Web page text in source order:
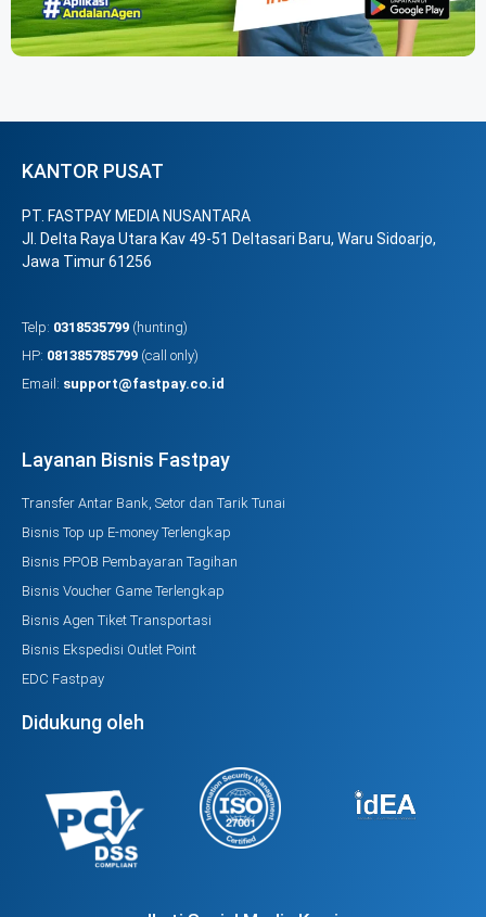
KANTOR PUSAT
PT. FASTPAY MEDIA NUSANTARA
Jl. Delta Raya Utara Kav 49-51 Deltasari Baru, Waru Sidoarjo,
Jawa Timur 61256
Telp: 0318535799 (hunting)
HP: 081385785799 (call only)
Email: support@fastpay.co.id
Layanan Bisnis Fastpay
Transfer Antar Bank, Setor dan Tarik Tunai
Bisnis Top up E-money Terlengkap
Bisnis PPOB Pembayaran Tagihan
Bisnis Voucher Game Terlengkap
Bisnis Agen Tiket Transportasi
Bisnis Ekspedisi Outlet Point
EDC Fastpay
Didukung oleh